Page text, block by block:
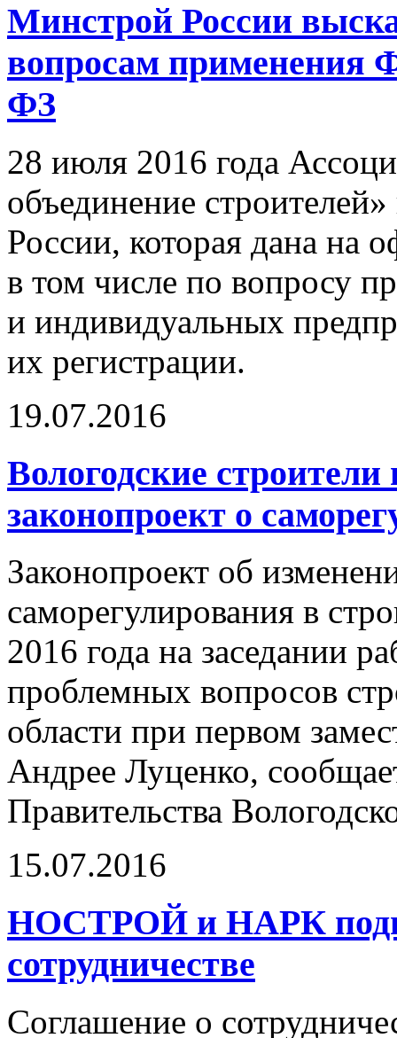
Минстрой России
вопросам применения
ФЗ
28 июля 2016 года
объединение
России, которая дана
в том числе по вопросу
и индивидуальных
их регистрации.
19.07.2016
Вологодские
законопроект о
Законопроект об
саморегулирования в
2016 года на заседании
проблемных вопросов
области при первом
Андрее Луценко,
Правительства
15.07.2016
НОСТРОЙ и НАРК
сотрудничестве
Соглашение о